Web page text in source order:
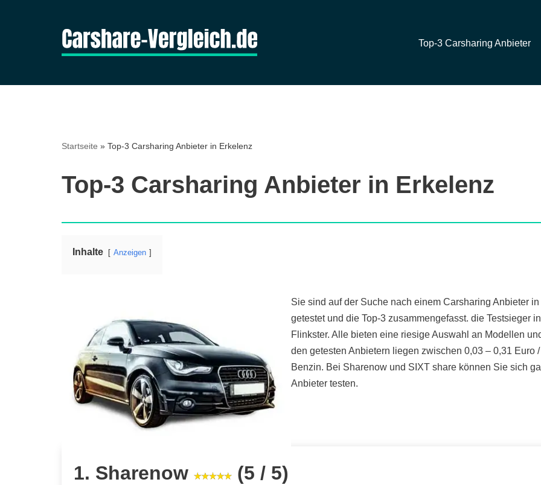
Top-3 Carsharing Anbieter
Startseite » Top-3 Carsharing Anbieter in Erkelenz
Top-3 Carsharing Anbieter in Erkelenz
Inhalte Anzeigen
Sie sind auf der Suche nach einem Carsharing Anbieter
getestet und die Top-3 zusammengefasst. die Testsieger
Flinkster. Alle bieten eine riesige Auswahl an Modellen
den getesten Anbietern liegen zwischen 0,03 – 0,31
Benzin. Bei Sharenow und SIXT share können Sie sich
Anbieter testen.
1. Sharenow (5 / 5)